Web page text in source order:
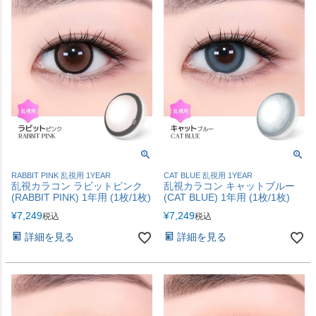
RABBIT PINK 乱視用 1YEAR
乱視カラコン ラビットピンク
(RABBIT PINK) 1年用 (1枚/1枚)
¥7,249税込
詳細を見る
CAT BLUE 乱視用 1YEAR
乱視カラコン キャットブルー
(CAT BLUE) 1年用 (1枚/1枚)
¥7,249税込
詳細を見る